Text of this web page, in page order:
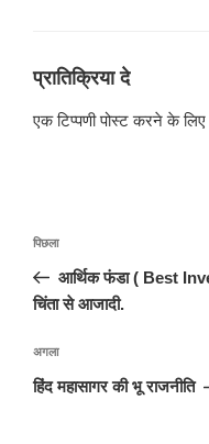
प्रातिक्रिया दे
एक टिप्पणी पोस्ट करने के
पोस्ट
पिछला
पोस्ट:
पिछला
आर्थिक फंडा ( Best
चिंता से आजादी.
अगली
पोस्ट
अगला
हिंद महासागर की भू राजनीति